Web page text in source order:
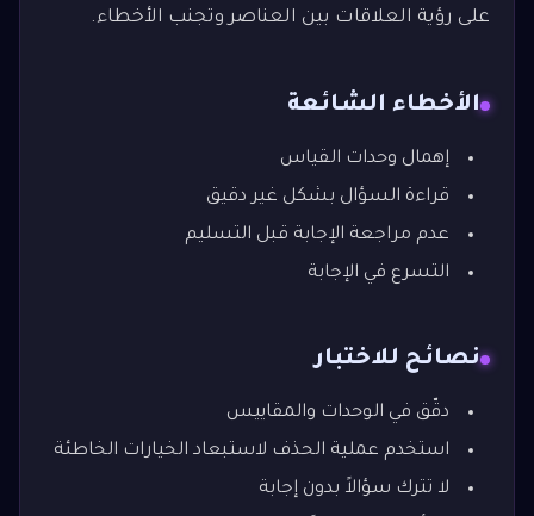
على رؤية العلاقات بين العناصر وتجنب الأخطاء.
الأخطاء الشائعة
إهمال وحدات القياس
قراءة السؤال بشكل غير دقيق
عدم مراجعة الإجابة قبل التسليم
التسرع في الإجابة
نصائح للاختبار
دقّق في الوحدات والمقاييس
استخدم عملية الحذف لاستبعاد الخيارات الخاطئة
لا تترك سؤالاً بدون إجابة